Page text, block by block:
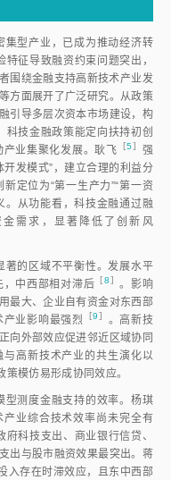
集型产业，已成为推动经济转
征导致融资约束问题突出，
围绕金融支持高新技术产业发
方面展开了广泛研究。从政策
引导多层次资本市场建设，构
科技金融政策能定向扶持初创
业集聚化发展。耿
飞 ［5］ 强
发模式”，建立合理的利益分
定位为“第一生产力”“第一资
。从功能看，科技金融通过融
需求，显著降低了创新风
著的区域不平衡性。发展水平
，中西部相对滞后 ［8］ 。影响
最大、企业自有资金对东西部
业影响最强烈 ［9］ 。高新技
向外部效应促进邻近区域协同
高新技术产业的共生演化以
模仿易形成协同效应。
型测度金融支持的效率。杨琪
业综合技术效率尚未完全有
科技支出、商业银行信贷、
出与股市融资效果最突出。蒋
入存在时滞效应，且东中西部